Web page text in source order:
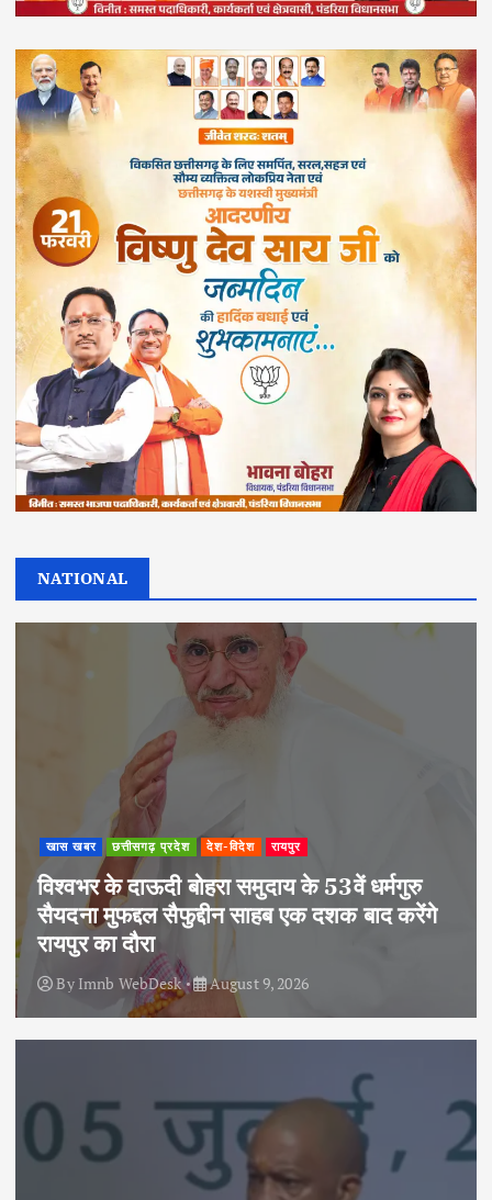
NATIONAL
खास खबर छत्तीसगढ़ प्रदेश देश-विदेश रायपुर
विश्वभर के दाऊदी बोहरा समुदाय के 53वें धर्मगुरु
सैयदना मुफद्दल सैफुद्दीन साहब एक दशक बाद करेंगे
रायपुर का दौरा
By Imnb WebDesk August 9, 2026